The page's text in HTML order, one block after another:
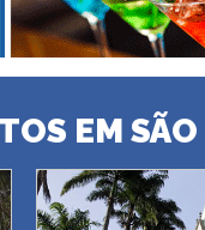
EM